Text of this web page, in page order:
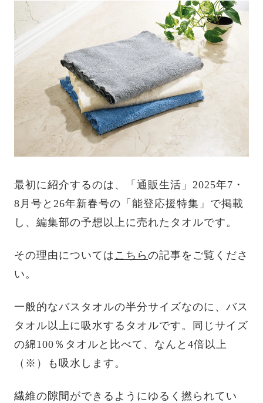
最初に紹介するのは、「通販生活」2025年7・
8月号と26年新春号の「能登応援特集」で掲載
し、編集部の予想以上に売れたタオルです。
その理由については こちら の記事をご覧くださ
い。
一般的なバスタオルの半分サイズなのに、バス
タオル以上に吸水するタオルです。同じサイズ
の綿100％タオルと比べて、なんと4倍以上
（※）も吸水します。
繊維の隙間ができるようにゆるく撚られてい